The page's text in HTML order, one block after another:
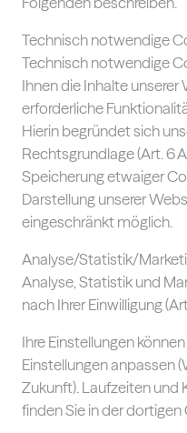
Technisch notwendige
Technisch notwendige
Ihnen die Inhalte
erforderliche
Hierin begründet sich
Rechtsgrundlage (Art. 6
Speicherung etwaiger
Darstellung unserer
eingeschränkt möglich.
Analyse/Statistik/
Analyse, Statistik und
nach Ihrer Einwilligung
Ihre Einstellungen
Einstellungen anpassen
Zukunft). Laufzeiten und
finden Sie in der dortigen